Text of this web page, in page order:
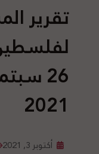
تقرير
2021
أكتوبر 3, 2021